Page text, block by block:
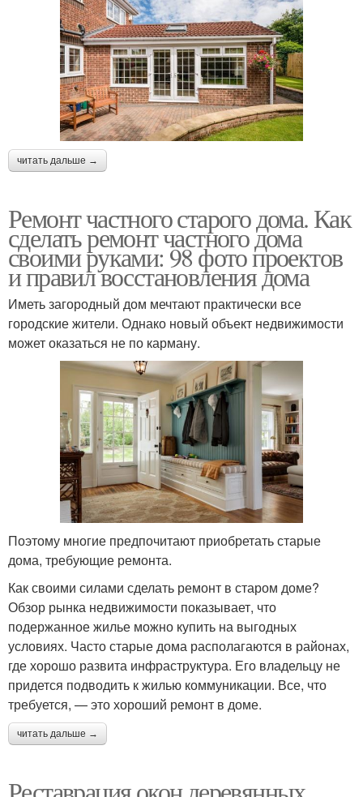
читать дальше →
Ремонт частного старого дома. Как
сделать ремонт частного дома
своими руками: 98 фото проектов
и правил восстановления дома
Иметь загородный дом мечтают практически все
городские жители. Однако новый объект недвижимости
может оказаться не по карману.
Поэтому многие предпочитают приобретать старые
дома, требующие ремонта.
Как своими силами сделать ремонт в старом доме?
Обзор рынка недвижимости показывает, что
подержанное жилье можно купить на выгодных
условиях. Часто старые дома располагаются в районах,
где хорошо развита инфраструктура. Его владельцу не
придется подводить к жилью коммуникации. Все, что
требуется, — это хороший ремонт в доме.
читать дальше →